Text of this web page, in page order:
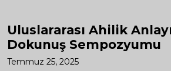
Uluslararası Ahilik
Dokunuş Sempozyumu
Temmuz 25, 2025